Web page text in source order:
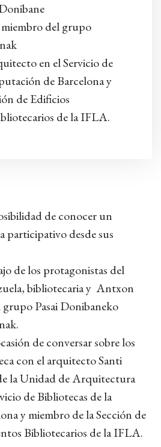
del grupo
en el Servicio de
de Barcelona y
de Edificios
de la IFLA.
de conocer un
participativo desde sus
de los protagonistas del
bibliotecaria y Antxon
Pasai Donibaneko
de conversar sobre los
con el arquitecto Santi
la Unidad de Arquitectura
de Bibliotecas de la
y miembro de la Sección de
Bibliotecarios de la IFLA.